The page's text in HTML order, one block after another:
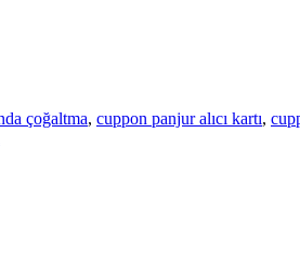
çoğaltma, cuppon panjur alıcı kartı,